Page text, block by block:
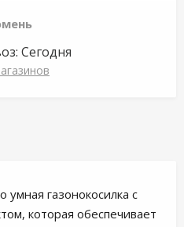
Сегодня
умная газонокосилка с
которая обеспечивает